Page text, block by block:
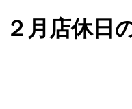
２月店休日